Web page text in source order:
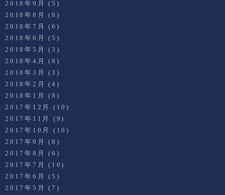
2018年9月
(5)
2018年8月
(8)
2018年7月
(6)
2018年6月
(5)
2018年5月
(3)
2018年4月
(8)
2018年3月
(3)
2018年2月
(4)
2018年1月
(8)
2017年12月
(10)
2017年11月
(9)
2017年10月
(10)
2017年9月
(8)
2017年8月
(6)
2017年7月
(10)
2017年6月
(5)
2017年5月
(7)